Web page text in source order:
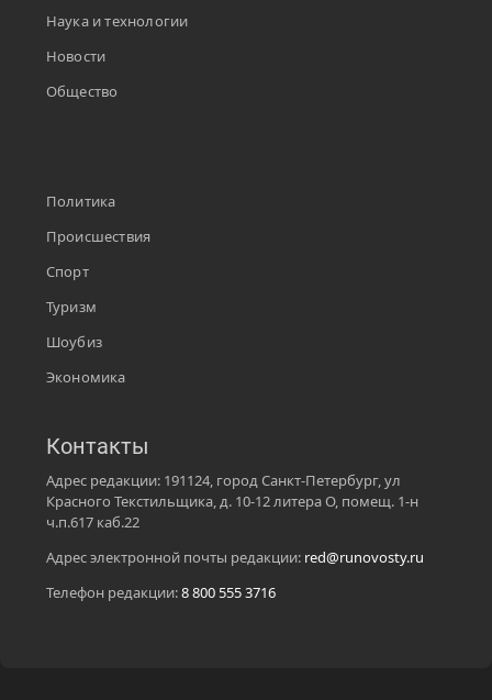
Наука и технологии
Новости
Общество
Политика
Происшествия
Спорт
Туризм
Шоубиз
Экономика
Контакты
Адрес редакции: 191124, город Санкт-Петербург, ул
Красного Текстильщика, д. 10-12 литера О, помещ. 1-н
ч.п.617 каб.22
Адрес электронной почты редакции: red@runovosty.ru
Телефон редакции:8 800 555 3716